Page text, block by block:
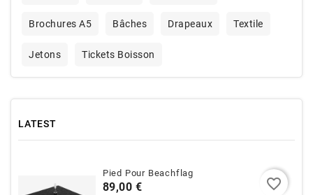
Brochures A5 Bâches Drapeaux Textile
Jetons Tickets Boisson
LATEST
Pied Pour Beachflag
89,00 €Prix favorite_border